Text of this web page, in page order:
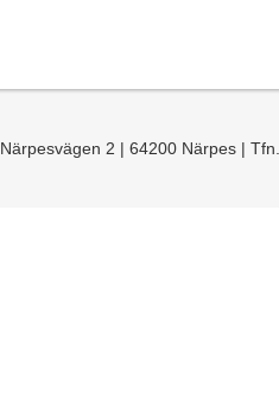
Närpesvägen 2 | 64200 Närpes |